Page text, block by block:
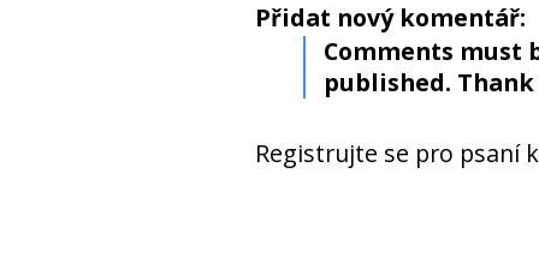
Přidat nový komentář:
Comments must
published. Thank
Registrujte se pro psaní